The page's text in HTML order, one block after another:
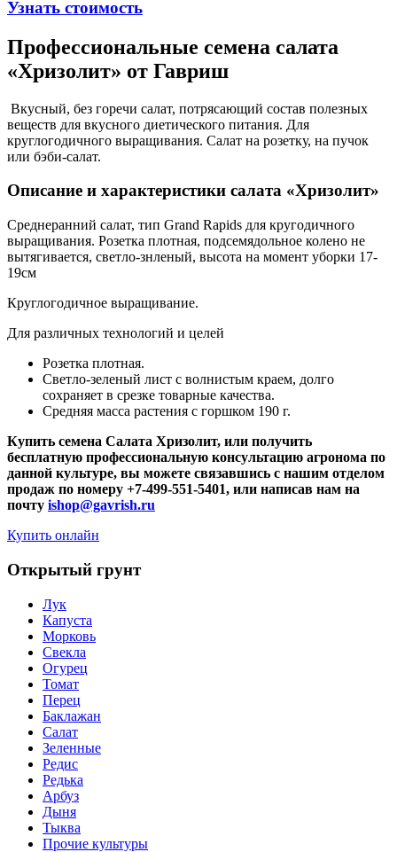
Узнать стоимость
Профессиональные семена салата
«Хризолит» от Гавриш
Вкусный, без горечи салат, потрясающий состав полезных
веществ для вкусного диетического питания. Для
круглогодичного выращивания. Салат на розетку, на пучок
или бэби-салат.
Описание и характеристики салата «Хризолит»
Среднеранний салат, тип Grand Rapids для кругодичного
выращивания. Розетка плотная, подсемядольное колено не
вытягивается, светло-знленый, высота на момент уборки 17-
19см
Круглогодичное выращивание.
Для различных технологий и целей
Розетка плотная.
Светло-зеленый лист с волнистым краем, долго
сохраняет в срезке товарные качества.
Средняя масса растения с горшком 190 г.
Купить семена Салата Хризолит, или получить
бесплатную профессиональную консультацию агронома по
данной культуре, вы можете связавшись с нашим отделом
продаж по номеру +7-499-551-5401, или написав нам на
почту ishop@gavrish.ru
Купить онлайн
Открытый грунт
Лук
Капуста
Морковь
Свекла
Огурец
Томат
Перец
Баклажан
Салат
Зеленные
Редис
Редька
Арбуз
Дыня
Тыква
Прочие культуры